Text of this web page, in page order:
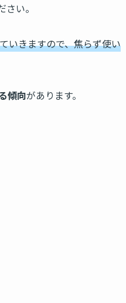
い。
いきますので、焦らず使い
傾向があります。